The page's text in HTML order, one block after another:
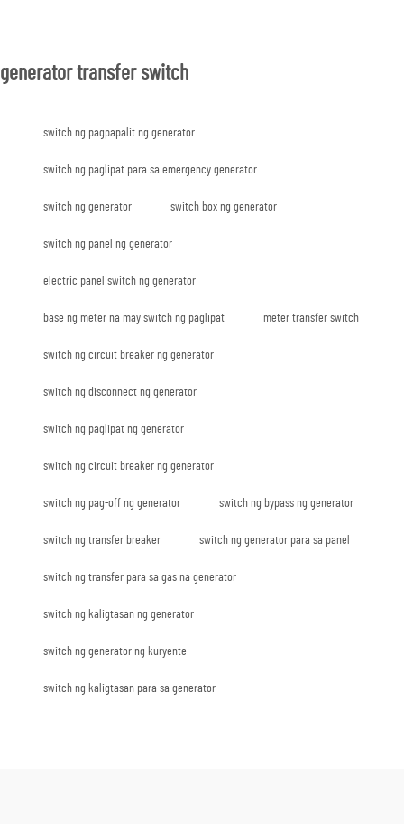
generator transfer switch
switch ng pagpapalit ng generator
switch ng paglipat para sa emergency generator
switch ng generator switch box ng generator
switch ng panel ng generator
electric panel switch ng generator
base ng meter na may switch ng paglipat meter transfer switch
switch ng circuit breaker ng generator
switch ng disconnect ng generator
switch ng paglipat ng generator
switch ng circuit breaker ng generator
switch ng pag-off ng generator switch ng bypass ng generator
switch ng transfer breaker switch ng generator para sa panel
switch ng transfer para sa gas na generator
switch ng kaligtasan ng generator
switch ng generator ng kuryente
switch ng kaligtasan para sa generator